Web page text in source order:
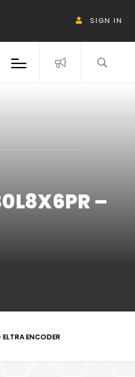
SIGN IN
–
ENCODER